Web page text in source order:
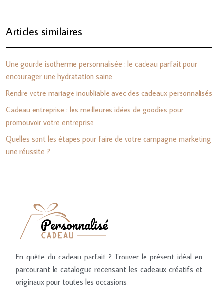
Articles similaires
Une gourde isotherme personnalisée : le cadeau parfait pour
encourager une hydratation saine
Rendre votre mariage inoubliable avec des cadeaux personnalisés
Cadeau entreprise : les meilleures idées de goodies pour
promouvoir votre entreprise
Quelles sont les étapes pour faire de votre campagne marketing
une réussite ?
En quête du cadeau parfait ? Trouver le présent idéal en
parcourant le catalogue recensant les cadeaux créatifs et
originaux pour toutes les occasions.